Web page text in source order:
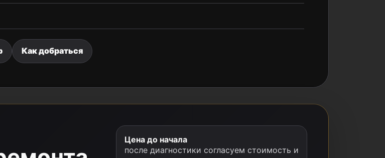
Как добраться
Цена до начала
после диагностики согласуем стоимость и